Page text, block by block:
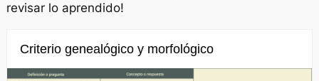
revisar lo aprendido!